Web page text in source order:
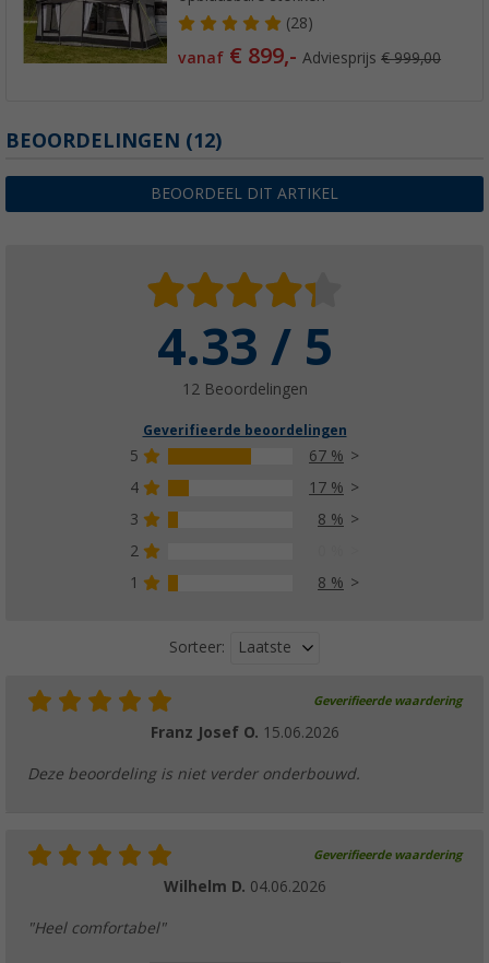
(28)
vanaf € 899,-Adviesprijs€ 999,00
BEOORDELINGEN (12)
BEOORDEEL DIT ARTIKEL
4.33 / 5
12 Beoordelingen
Geverifieerde beoordelingen
5
67 %
4
17 %
3
8 %
2
1
8 %
Sorteer: Laatste
Geverifieerde waardering
Franz Josef O. 15.06.2026
Deze beoordeling is niet verder onderbouwd.
Geverifieerde waardering
Wilhelm D. 04.06.2026
"Heel comfortabel"